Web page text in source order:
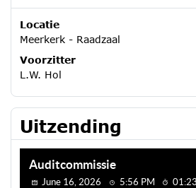
Locatie
Meerkerk - Raadzaal
Voorzitter
L.W. Hol
Uitzending